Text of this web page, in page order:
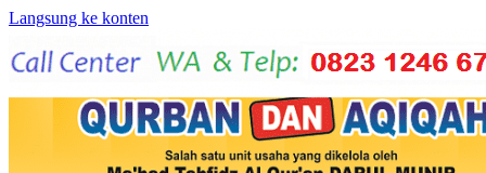
Langsung ke konten